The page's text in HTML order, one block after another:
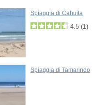
Spiaggia di Cahuita
4.5 (1)
Spiaggia di Tamarindo